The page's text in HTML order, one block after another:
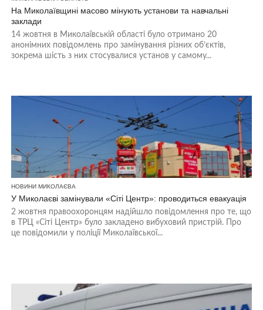
На Миколаївщині масово мінують установи та навчальні
заклади
14 жовтня в Миколаївській області було отримано 20
анонімних повідомлень про замінування різних об’єктів,
зокрема шість з них стосувалися установ у самому...
НОВИНИ МИКОЛАЄВА
У Миколаєві замінували «Сіті Центр»: проводиться евакуація
2 жовтня правоохоронцям надійшло повідомлення про те, що
в ТРЦ «Сіті Центр» було закладено вибуховий пристрій. Про
це повідомили у поліції Миколаївської...